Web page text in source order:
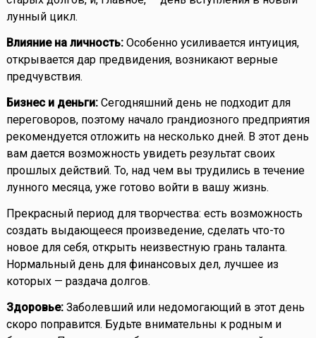
лунный цикл.
Влияние на личность:Особенно усиливается интуиция,
открывается дар предвидения, возникают верные
предчувствия.
Бизнес и деньги:Сегодняшний день не подходит для
переговоров, поэтому начало грандиозного предприятия
рекомендуется отложить на несколько дней. В этот день
вам дается возможность увидеть результат своих
прошлых действий. То, над чем вы трудились в течение
лунного месяца, уже готово войти в вашу жизнь.
Прекрасный период для творчества: есть возможность
создать выдающееся произведение, сделать что-то
новое для себя, открыть неизвестную грань таланта.
Нормальный день для финансовых дел, лучшее из
которых — раздача долгов.
Здоровье:Заболевший или недомогающий в этот день
скоро поправится. Будьте внимательны к родным и